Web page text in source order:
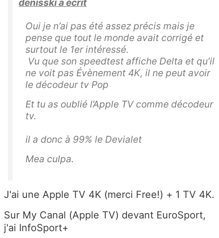
Oui je n’ai pas été assez précis mais je
pense que tout le monde avait corrigé et
surtout le 1er intéressé.
Vu que son speedtest affiche Delta et qu’il
ne voit pas Évènement 4K, il ne peut avoir
le décodeur tv Pop
Et tu as oublié l’Apple TV comme décodeur
tv.
il a donc à 99% le Devialet
Mea culpa.
J'ai une Apple TV 4K (merci Free!) + 1 TV 4K.
Sur My Canal (Apple TV) devant EuroSport,
j'ai InfoSport+